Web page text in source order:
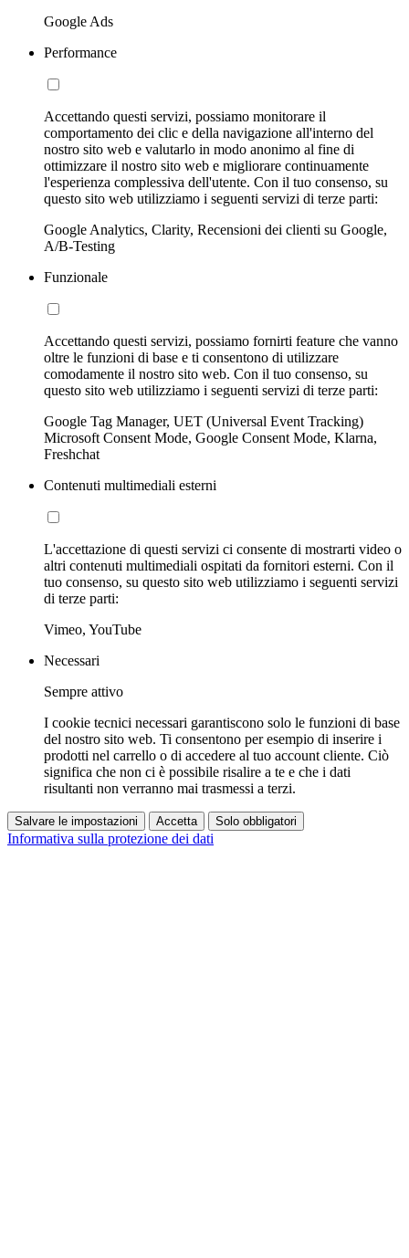
Google Ads
Performance
Accettando questi servizi, possiamo monitorare il
comportamento dei clic e della navigazione all'interno del
nostro sito web e valutarlo in modo anonimo al fine di
ottimizzare il nostro sito web e migliorare continuamente
l'esperienza complessiva dell'utente. Con il tuo consenso, su
questo sito web utilizziamo i seguenti servizi di terze parti:
Google Analytics, Clarity, Recensioni dei clienti su Google,
A/B-Testing
Funzionale
Accettando questi servizi, possiamo fornirti feature che vanno
oltre le funzioni di base e ti consentono di utilizzare
comodamente il nostro sito web. Con il tuo consenso, su
questo sito web utilizziamo i seguenti servizi di terze parti:
Google Tag Manager, UET (Universal Event Tracking)
Microsoft Consent Mode, Google Consent Mode, Klarna,
Freshchat
Contenuti multimediali esterni
L'accettazione di questi servizi ci consente di mostrarti video o
altri contenuti multimediali ospitati da fornitori esterni. Con il
tuo consenso, su questo sito web utilizziamo i seguenti servizi
di terze parti:
Vimeo, YouTube
Necessari
Sempre attivo
I cookie tecnici necessari garantiscono solo le funzioni di base
del nostro sito web. Ti consentono per esempio di inserire i
prodotti nel carrello o di accedere al tuo account cliente. Ciò
significa che non ci è possibile risalire a te e che i dati
risultanti non verranno mai trasmessi a terzi.
Salvare le impostazioni Accetta Solo obbligatori
Informativa sulla protezione dei dati